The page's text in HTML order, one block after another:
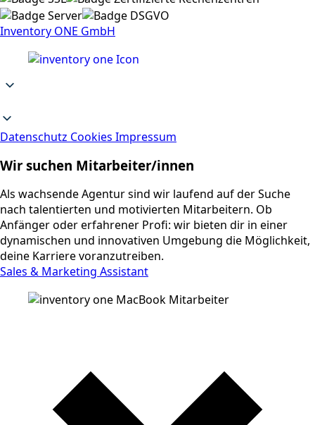
Inventory ONE GmbH
Datenschutz Cookies Impressum
Wir suchen Mitarbeiter/innen
Als wachsende Agentur sind wir laufend auf der Suche
nach talentierten und motivierten Mitarbeitern. Ob
Anfänger oder erfahrener Profi: wir bieten dir in einer
dynamischen und innovativen Umgebung die Möglichkeit,
deine Karriere voranzutreiben.
Sales & Marketing Assistant